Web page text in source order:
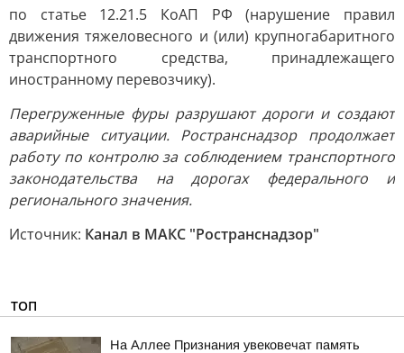
по статье 12.21.5 КоАП РФ (нарушение правил
движения тяжеловесного и (или) крупногабаритного
транспортного средства, принадлежащего
иностранному перевозчику).
Перегруженные фуры разрушают дороги и создают
аварийные ситуации. Ространснадзор продолжает
работу по контролю за соблюдением транспортного
законодательства на дорогах федерального и
регионального значения.
Источник: Канал в МАКС "Ространснадзор"
ТОП
На Аллее Признания увековечат память